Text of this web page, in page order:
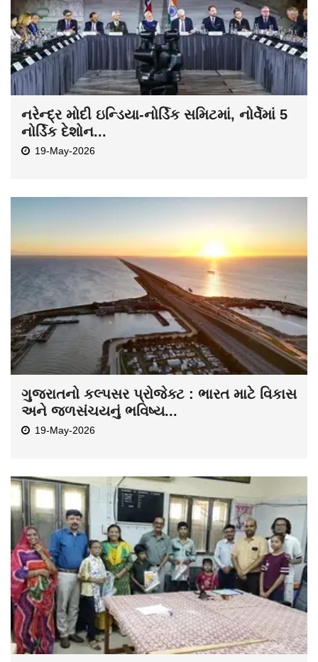
નરેન્દ્ર મોદી ઇન્ડિયા-નોર્ડિક સમિટમાં, નોર્વેમાં 5
નોર્ડિક દેશોન...
19-May-2026
ગુજરાતનો કલ્પસર પ્રોજેક્ટ : ભારત માટે વિકાસ
અને જળસંચયનું ભવિષ્ય...
19-May-2026